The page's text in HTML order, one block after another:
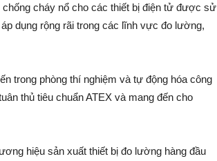
cháy nổ cho các thiết bị điện tử được sử
dụng rộng rãi trong các lĩnh vực đo lường,
trong phòng thí nghiệm và tự động hóa công
thủ tiêu chuẩn ATEX và mang đến cho
hiệu sản xuất thiết bị đo lường hàng đầu